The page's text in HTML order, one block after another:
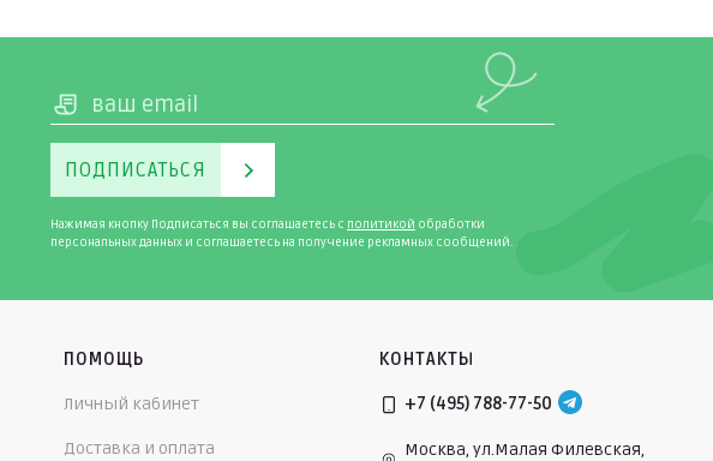
ПОДПИСАТЬСЯ
Нажимая кнопку Подписаться вы соглашаетесь с политикой обработки
персональных данных и соглашаетесь на получение рекламных сообщений.
ПОМОЩЬ
Личный кабинет
Доставка и оплата
КОНТАКТЫ
+7 (495) 788-77-50
Москва, ул.Малая Филевская,